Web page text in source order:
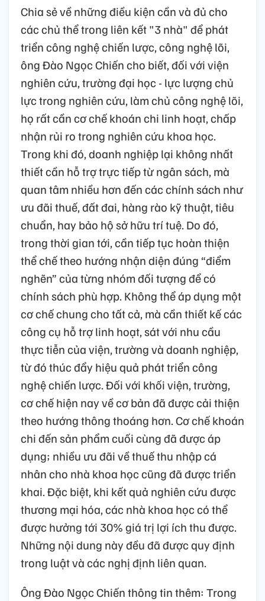
Chia sẻ về những điều kiện cần và đủ cho
các chủ thể trong liên kết "3 nhà" để phát
triển công nghệ chiến lược, công nghệ lõi,
ông Đào Ngọc Chiến cho biết, đối với viện
nghiên cứu, trường đại học - lực lượng chủ
lực trong nghiên cứu, làm chủ công nghệ lõi,
họ rất cần cơ chế khoán chi linh hoạt, chấp
nhận rủi ro trong nghiên cứu khoa học.
Trong khi đó, doanh nghiệp lại không nhất
thiết cần hỗ trợ trực tiếp từ ngân sách, mà
quan tâm nhiều hơn đến các chính sách như
ưu đãi thuế, đất đai, hàng rào kỹ thuật, tiêu
chuẩn, hay bảo hộ sở hữu trí tuệ. Do đó,
trong thời gian tới, cần tiếp tục hoàn thiện
thể chế theo hướng nhận diện đúng “điểm
nghẽn” của từng nhóm đối tượng để có
chính sách phù hợp. Không thể áp dụng một
cơ chế chung cho tất cả, mà cần thiết kế các
công cụ hỗ trợ linh hoạt, sát với nhu cầu
thực tiễn của viện, trường và doanh nghiệp,
từ đó thúc đẩy hiệu quả phát triển công
nghệ chiến lược. Đối với khối viện, trường,
cơ chế hiện nay về cơ bản đã được cải thiện
theo hướng thông thoáng hơn. Cơ chế khoán
chi đến sản phẩm cuối cùng đã được áp
dụng; nhiều ưu đãi về thuế thu nhập cá
nhân cho nhà khoa học cũng đã được triển
khai. Đặc biệt, khi kết quả nghiên cứu được
thương mại hóa, các nhà khoa học có thể
được hưởng tới 30% giá trị lợi ích thu được.
Những nội dung này đều đã được quy định
trong luật và các nghị định liên quan.
Ông Đào Ngọc Chiến thông tin thêm: Trong